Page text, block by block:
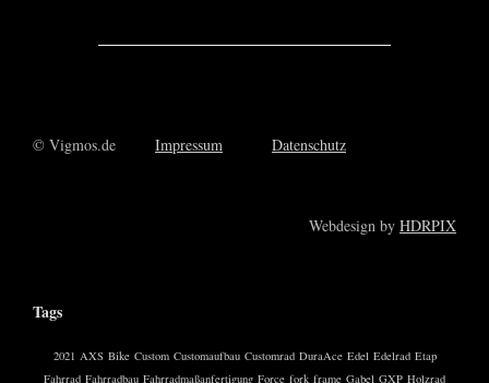
© Vigmos.de Impressum Datenschutz
Webdesign by HDRPIX
Tags
2021 AXS Bike Custom Customaufbau Customrad DuraAce Edel Edelrad Etap
Fahrrad Fahrradbau Fahrradmaßanfertigung Force fork frame Gabel GXP Holzrad